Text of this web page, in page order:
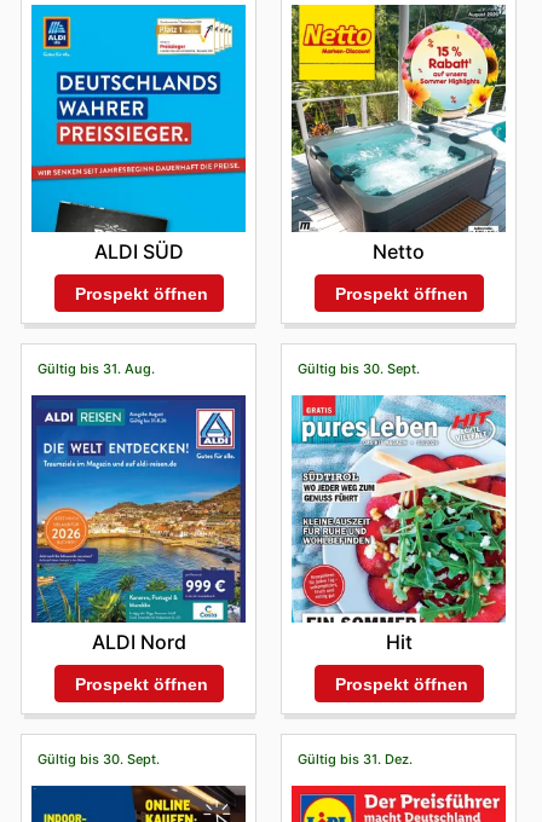
ALDI SÜD
Prospekt öffnen
Netto
Prospekt öffnen
Gültig bis 31. Aug.
ALDI Nord
Prospekt öffnen
Gültig bis 30. Sept.
Hit
Prospekt öffnen
Gültig bis 30. Sept. Gültig bis 31. Dez.